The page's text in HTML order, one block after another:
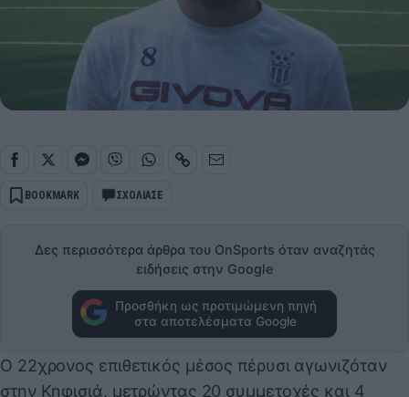
BOOKMARK ΣΧΟΛΙΑΣΕ
Δες περισσότερα άρθρα του OnSports όταν αναζητάς
ειδήσεις στην Google
Προσθήκη ως προτιμώμενη πηγή
στα αποτελέσματα Google
Ο 22χρονος επιθετικός μέσος πέρυσι αγωνιζόταν
στην Κηφισιά, μετρώντας 20 συμμετοχές και 4